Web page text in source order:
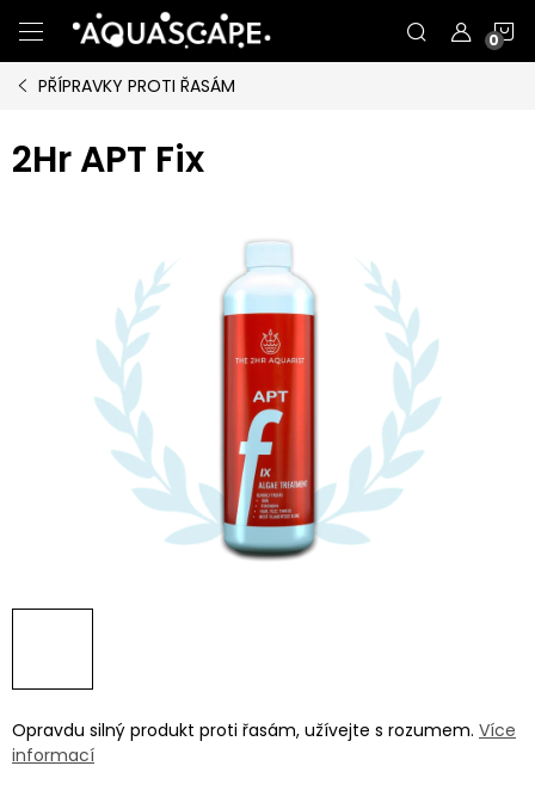
na
obsah
PŘÍPRAVKY PROTI ŘASÁM
2Hr APT Fix
Opravdu silný produkt proti řasám, užívejte s rozumem. Více
informací